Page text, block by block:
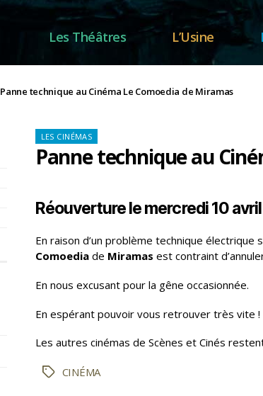
Les Théâtres L’Usine
Panne technique au Cinéma Le Comoedia de Miramas
Catégories
LES CINÉMAS
Panne technique au
Réouverture le mercredi 10 avril
En raison d’un problème technique électrique
Comoedia de Miramas est contraint
En nous excusant pour la gêne occasionnée.
En espérant pouvoir vous retrouver très vite !
Les autres cinémas de Scènes et Cinés
Étiquettes
CINÉMA